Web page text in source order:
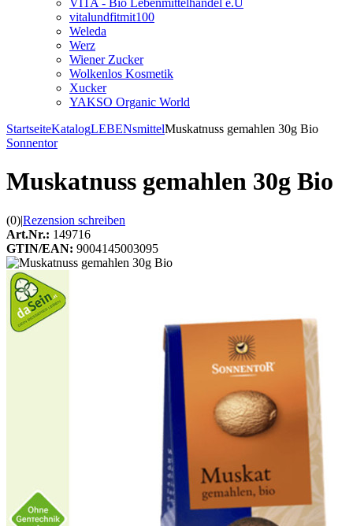
VITA - Bio Lebenmittelhandel e.U
vitalundfitmit100
Weleda
Werz
Wiener Zucker
Wolkenlos Kosmetik
Xucker
YAKSO Organic World
StartseiteKatalogLEBENsmittelMuskatnuss gemahlen 30g Bio
Sonnentor
Muskatnuss gemahlen 30g Bio
(0)|Rezension schreiben
Art.Nr.: 149716
GTIN/EAN: 9004145003095